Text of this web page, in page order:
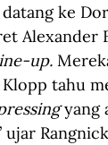
ke
Alexander
up.
tahu
yang
ujar